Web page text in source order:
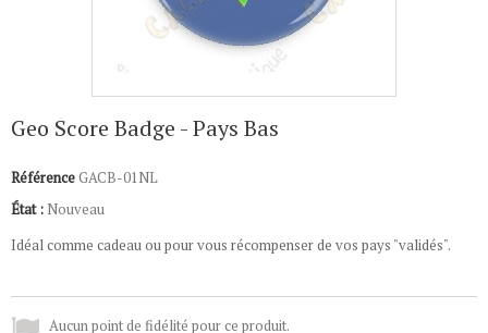
Geo Score Badge - Pays Bas
RéférenceGACB-01NL
État : Nouveau
Idéal comme cadeau ou pour vous récompenser de vos pays "validés".
Aucun point de fidélité pour ce produit.